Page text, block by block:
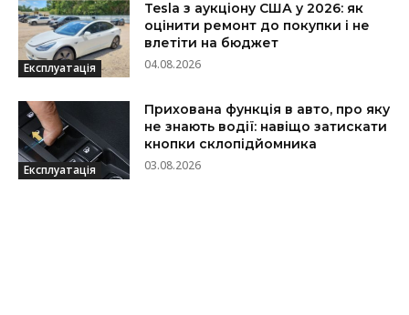
Експлуатація
Tesla з аукціону США у 2026: як
оцінити ремонт до покупки і не
влетіти на бюджет
04.08.2026
Експлуатація
Прихована функція в авто, про яку
не знають водії: навіщо затискати
кнопки склопідйомника
03.08.2026